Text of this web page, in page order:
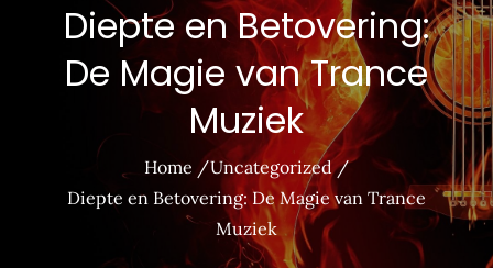
Diepte en Betovering:
De Magie van Trance
Muziek
Home
Uncategorized
Diepte en Betovering: De Magie van Trance
Muziek